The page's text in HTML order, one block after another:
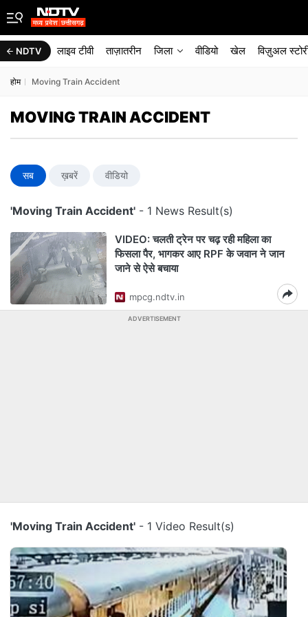
NDTV लाइव टीवी ताज़ातरीन जिला वीडियो खेल विज़ुअल
होम Moving Train Accident
MOVING TRAIN ACCIDENT
सब ख़बरें वीडियो
'Moving Train Accident' - 1 News Result(s)
VIDEO: चलती ट्रेन पर चढ़ रही महिला का
फिसला पैर, भागकर आए RPF के जवान ने जान
जाने से ऐसे बचाया
mpcg.ndtv.in
ADVERTISEMENT
'Moving Train Accident' - 1 Video Result(s)